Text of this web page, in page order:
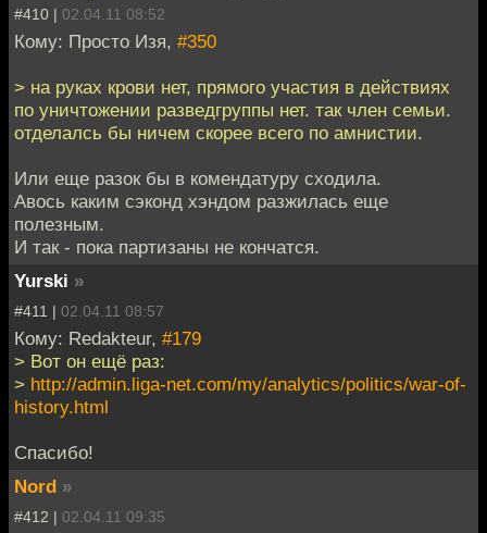
#410 | 02.04.11 08:52
Кому: Просто Изя, #350
> на руках крови нет, прямого участия в действиях
по уничтожении разведгруппы нет. так член семьи.
отделалсь бы ничем скорее всего по амнистии.
Или еще разок бы в комендатуру сходила.
Авось каким сэконд хэндом разжилась еще
полезным.
И так - пока партизаны не кончатся.
Yurski »
#411 | 02.04.11 08:57
Кому: Redakteur, #179
> Вот он ещё раз:
> http://admin.liga-net.com/my/analytics/politics/war-of-
history.html
Спасибо!
Nord »
#412 | 02.04.11 09:35